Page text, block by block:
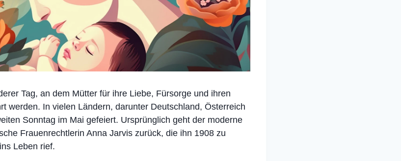
Tag, an dem Mütter für ihre Liebe, Fürsorge und ihren
werden. In vielen Ländern, darunter Deutschland, Österreich
Sonntag im Mai gefeiert. Ursprünglich geht der moderne
Frauenrechtlerin Anna Jarvis zurück, die ihn 1908 zu
Leben rief.